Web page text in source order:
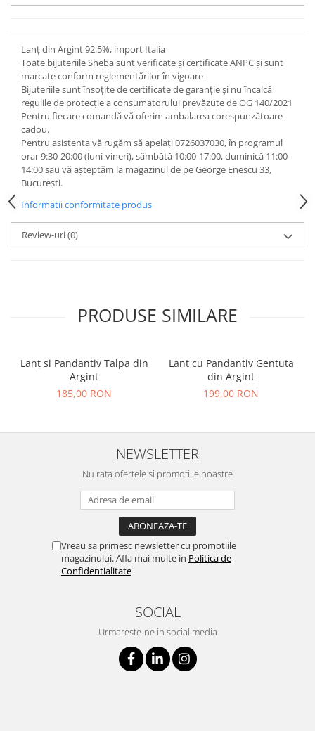
Lanț din Argint 92,5%, import Italia
Toate bijuteriile Sheba sunt verificate şi certificate ANPC și sunt
marcate conform reglementărilor în vigoare
Bijuteriile sunt însoţite de certificate de garanţie și nu încalcă
regulile de protecție a consumatorului prevăzute de OG 140/2021
Pentru fiecare comandă vă oferim ambalarea corespunzătoare
cadou.
Pentru asistenta vă rugăm să apelați 0726037030, în programul
orar 9:30-20:00 (luni-vineri), sâmbătă 10:00-17:00, duminică 11:00-
14:00 sau vă așteptăm la magazinul de pe George Enescu 33,
București.
Informatii conformitate produs
Review-uri(0)
PRODUSE SIMILARE
Lanț si Pandantiv Talpa din
Argint
185,00 RON
Lant cu Pandantiv Gentuta
din Argint
199,00 RON
NEWSLETTER
Nu rata ofertele si promotiile noastre
Vreau sa primesc newsletter cu promotiile
magazinului. Afla mai multe in Politica de
Confidentialitate
SOCIAL
Urmareste-ne in social media